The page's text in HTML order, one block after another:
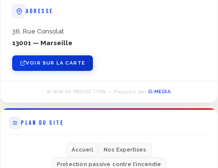
ADRESSE
36, Rue Consolat
13001 — Marseille
VOIR SUR LA CARTE
© 2026 SK PROJECTION — Propulsé par D-MEDIA
PLAN DU SITE
Accueil Nos Expertises
Protection passive contre l'incendie